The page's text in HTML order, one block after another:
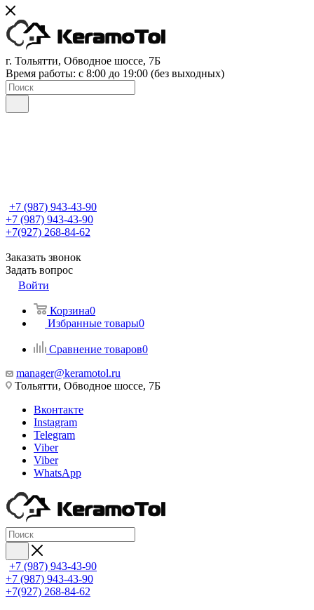
г. Тольятти, Обводное шоссе, 7Б
Время работы: c 8:00 до 19:00 (без выходных)
+7 (987) 943-43-90
+7 (987) 943-43-90
+7(927) 268-84-62
Заказать звонок
Задать вопрос
Войти
Корзина0
Избранные товары0
Сравнение товаров0
manager@keramotol.ru
Тольятти, Обводное шоссе, 7Б
Вконтакте
Instagram
Telegram
Viber
Viber
WhatsApp
+7 (987) 943-43-90
+7 (987) 943-43-90
+7(927) 268-84-62